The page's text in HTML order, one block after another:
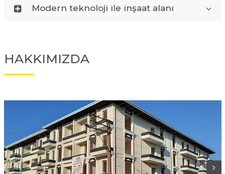
Modern teknoloji ile inşaat alanı
HAKKIMIZDA